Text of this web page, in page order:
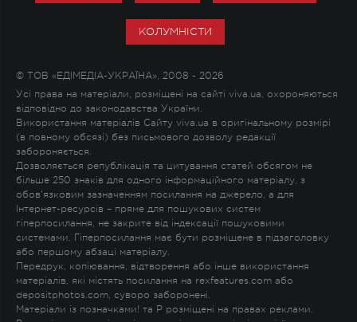
КОЛУМНІСТИ
© ТОВ «ЕДІМЕДІА-УКРАЇНА», 2008 - 2026
Усі права на матеріали, розміщені на сайті viva.ua, охороняються
відповідно до законодавства України.
Використання матеріалів Сайту viva.ua в оригінальному розмірі
(в повному обсязі) без письмового дозволу редакції
забороняється.
Дозволяється републікація та цитування статей обсягом не
більше 250 знаків для одного інформаційного матеріалу, з
обов'язковим зазначенням посилання на джерело, а для
Інтернет-ресурсів – пряме для пошукових систем
гіперпосилання, не закрите від індексації пошуковими
системами. Гіперпосилання має бути розміщене в підзаголовку
або першому абзаці матеріалу.
Передрук, копіювання, відтворення або інше використання
матеріалів, які містять посилання на rexfeatures.com або
depositphotos.com, суворо заборонені.
Матеріали із позначками! та P розміщені на правах реклами.